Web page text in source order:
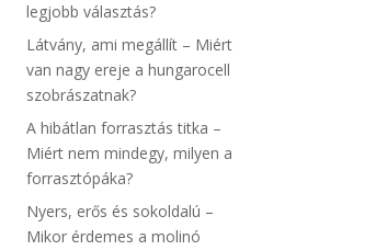
legjobb választás?
Látvány, ami megállít – Miért
van nagy ereje a hungarocell
szobrászatnak?
A hibátlan forrasztás titka –
Miért nem mindegy, milyen a
forrasztópáka?
Nyers, erős és sokoldalú –
Mikor érdemes a molinó